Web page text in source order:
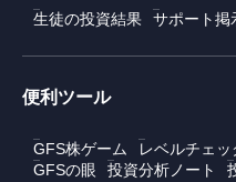
生徒の投資結果 サポート掲
便利ツール
GFS株ゲーム レベルチェッ
GFSの眼
投資分析ノート